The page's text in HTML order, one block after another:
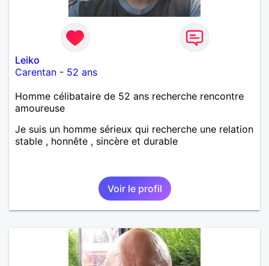
Leiko
Carentan - 52 ans
Homme célibataire de 52 ans recherche rencontre
amoureuse
Je suis un homme sérieux qui recherche une relation
stable , honnête , sincère et durable
Voir le profil